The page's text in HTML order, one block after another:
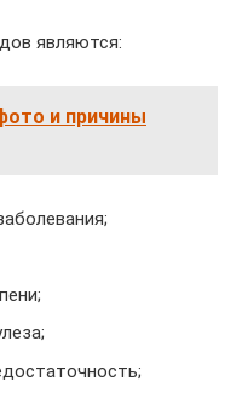
являются:
и причины